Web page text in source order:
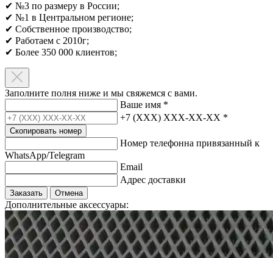
✔ №3 по размеру в России;
✔ №1 в Центральном регионе;
✔ Собственное производство;
✔ Работаем с 2010г;
✔ Более 350 000 клиентов;​
Заполните полня ниже и мы свяжемся с вами.
Ваше имя *
+7 (XXX) XXX-XX-XX *
Скопировать номер
Номер телефонна привязанный к
WhatsApp/Telegram
Email
Адрес доставки
Заказать Отмена
Дополнительные аксессуары: